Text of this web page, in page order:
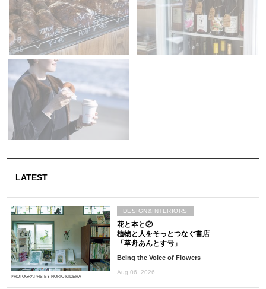
LATEST
PHOTOGRAPHS BY NORIO KIDERA
花と本と②
植物と人をそっとつなぐ書店
「草舟あんとす号」
Being the Voice of Flowers
Aug 06, 2026
DESIGN&INTERIORS